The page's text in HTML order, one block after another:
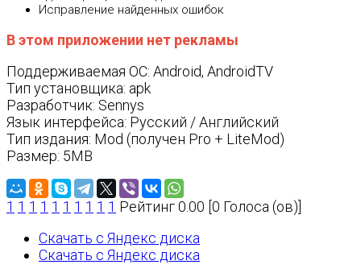
Исправление найденных ошибок
В этом приложении нет рекламы
Поддерживаемая ОС: Android, AndroidTV
Тип установщика: apk
Разработчик: Sennys
Язык интерфейса: Русский / Английский
Тип издания: Mod (получен Pro + LiteMod)
Размер: 5MB
1 1 1 1 1 1 1 1 1 1 Рейтинг 0.00 [0 Голоса (ов)]
Скачать с Яндекс диска
Скачать с Яндекс диска